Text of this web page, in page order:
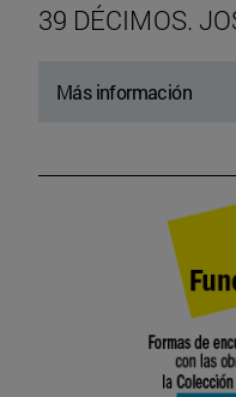
39 DÉCIMOS.
Más información